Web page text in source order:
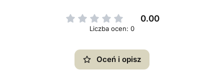
0.00
Liczba ocen: 0
Oceń i opisz